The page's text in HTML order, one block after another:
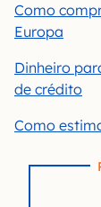
Como
Europa
Dinheiro
de crédito
Como